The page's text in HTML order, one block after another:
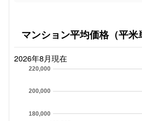
マンション平均価格（平
2026年8月現在
180,000
200,000
220,000